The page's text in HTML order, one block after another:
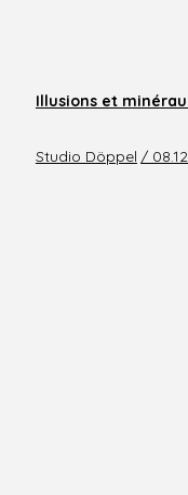
Illusions et
Studio Döppel /